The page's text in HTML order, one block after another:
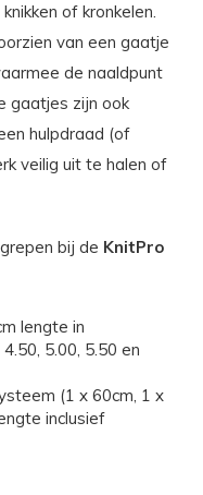
of kronkelen.
van een gaatje
de naaldpunt
gaatjes zijn ook
hulpdraad (of
veilig uit te halen of
bij de KnitPro
lengte in
5.00, 5.50 en
(1 x 60cm, 1 x
inclusief